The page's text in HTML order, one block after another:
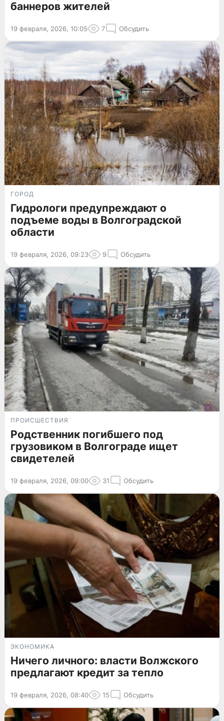
баннеров жителей
19 февраля, 2026, 10:05 7 Обсудить
ГОРОД
Гидрологи предупреждают о
подъеме воды в Волгоградской
области
19 февраля, 2026, 09:23 9 Обсудить
ПРОИСШЕСТВИЯ
Родственник погибшего под
грузовиком в Волгограде ищет
свидетелей
19 февраля, 2026, 09:00 31 Обсудить
ЭКОНОМИКА
Ничего личного: власти Волжского
предлагают кредит за тепло
19 февраля, 2026, 08:40 15 Обсудить